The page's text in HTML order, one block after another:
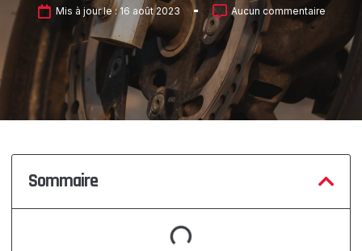
Mis à jour le :16 août 2023 Aucun commentaire
Sommaire